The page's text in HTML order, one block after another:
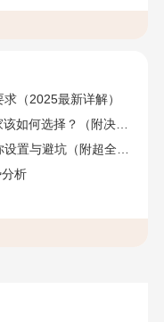
（2025最新详解）
择？（附决策流程图）
与避坑（附超全指南）
析